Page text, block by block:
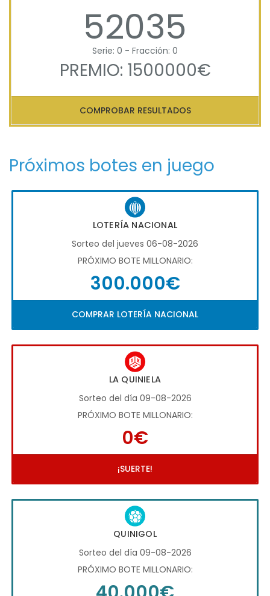
52035
Serie: 0 - Fracción: 0
PREMIO: 1500000€
COMPROBAR RESULTADOS
Próximos botes en juego
LOTERÍA NACIONAL
Sorteo del jueves 06-08-2026
PRÓXIMO BOTE MILLONARIO:
300.000€
COMPRAR LOTERÍA NACIONAL
LA QUINIELA
Sorteo del día 09-08-2026
PRÓXIMO BOTE MILLONARIO:
0€
¡SUERTE!
QUINIGOL
Sorteo del día 09-08-2026
PRÓXIMO BOTE MILLONARIO: